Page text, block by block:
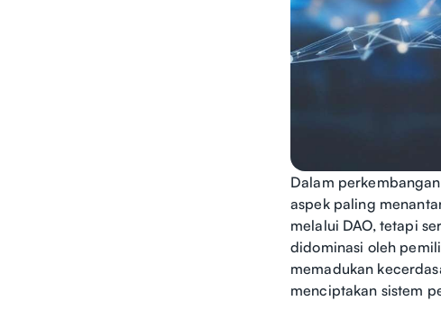
Dalam
aspek paling
melalui DAO, tetapi
didominasi oleh
memadukan
menciptakan sistem